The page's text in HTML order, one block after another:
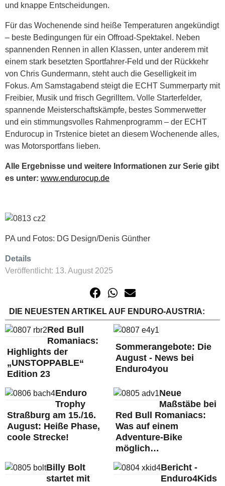
und knappe Entscheidungen.
Für das Wochenende sind heiße Temperaturen angekündigt
– beste Bedingungen für ein Offroad-Spektakel. Neben
spannenden Rennen in allen Klassen, unter anderem mit
einem stark besetzten Sportfahrer-Feld und der Rückkehr
von Chris Gundermann, steht auch die Geselligkeit im
Fokus. Am Samstagabend steigt die ECHT Summerparty mit
Freibier, Musik und frisch Gegrilltem. Volle Starterfelder,
spannende Meisterschaftskämpfe, bestes Sommerwetter
und ein stimmungsvolles Rahmenprogramm – der ECHT
Endurocup in Trstenice bietet an diesem Wochenende alles,
was Motorsportfans lieben.
Alle Ergebnisse und weitere Informationen zur Serie gibt
es unter: www.endurocup.de
PA und Fotos: DG Design/Denis Günther
Details
Veröffentlicht: 13. August 2025
DIE NEUESTEN ARTIKEL AUF ENDURO-AUSTRIA:
Red Bull
Romaniacs:
Highlights der
„UNSTOPPABLE“
Edition 23
Sommerangebote: Die
August - News bei
Enduro4you
Enduro
Trophy
Straßburg am 15./16.
August: Heiße Phase,
coole Strecke!
Neue
Maßstäbe bei
Red Bull Romaniacs:
Was auf einem
Adventure-Bike
möglich…
Billy Bolt
startet mit
Bericht -
Enduro4Kids